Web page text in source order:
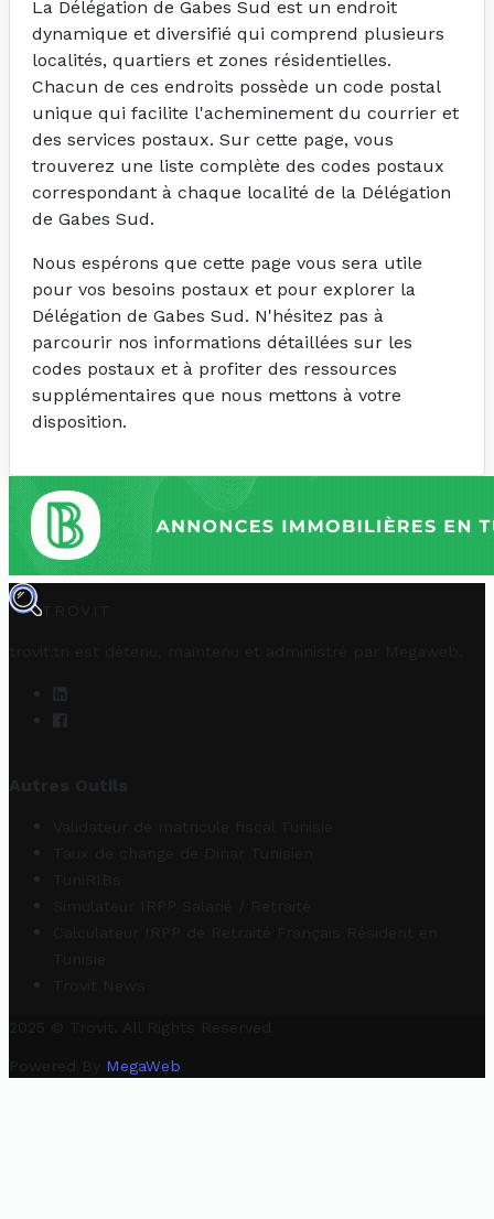
La Délégation de Gabes Sud est un endroit
dynamique et diversifié qui comprend plusieurs
localités, quartiers et zones résidentielles.
Chacun de ces endroits possède un code postal
unique qui facilite l'acheminement du courrier et
des services postaux. Sur cette page, vous
trouverez une liste complète des codes postaux
correspondant à chaque localité de la Délégation
de Gabes Sud.
Nous espérons que cette page vous sera utile
pour vos besoins postaux et pour explorer la
Délégation de Gabes Sud. N'hésitez pas à
parcourir nos informations détaillées sur les
codes postaux et à profiter des ressources
supplémentaires que nous mettons à votre
disposition.
TROVIT
trovit.tn est détenu, maintenu et administré par Megaweb
Autres Outils
Validateur de matricule fiscal Tunisie
Taux de change de Dinar Tunisien
TuniRIBs
Simulateur IRPP Salarié / Retraité
Calculateur IRPP de Retraité Français Résident en
Tunisie
Trovit News
2025 © Trovit. All Rights Reserved.
Powered By MegaWeb